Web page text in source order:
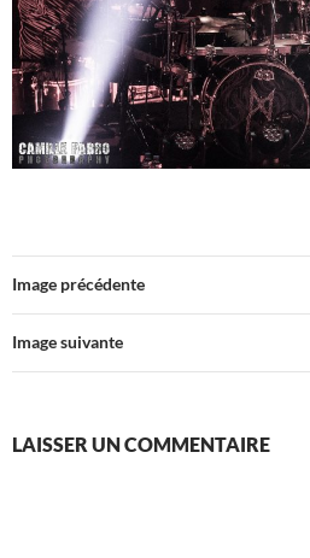
Image précédente
Image suivante
LAISSER UN COMMENTAIRE